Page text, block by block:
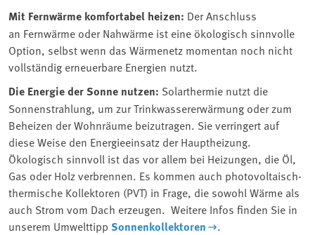
Mit Fernwärme komfortabel heizen: Der Anschluss
an Fernwärme oder Nahwärme ist eine ökologisch sinnvolle
Option, selbst wenn das Wärmenetz momentan noch nicht
vollständig erneuerbare Energien nutzt.
Die Energie der Sonne nutzen: Solarthermie nutzt die
Sonnenstrahlung, um zur Trinkwassererwärmung oder zum
Beheizen der Wohnräume beizutragen. Sie verringert auf
diese Weise den Energieeinsatz der Hauptheizung.
Ökologisch sinnvoll ist das vor allem bei Heizungen, die Öl,
Gas oder Holz verbrennen. Es kommen auch photovoltaisch-
thermische Kollektoren (PVT) in Frage, die sowohl Wärme als
auch Strom vom Dach erzeugen. Weitere Infos finden Sie in
unserem Umwelttipp Sonnenkollektoren .